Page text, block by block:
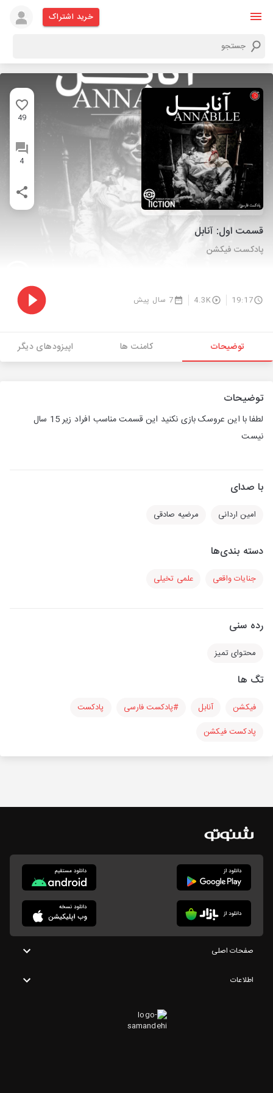
خرید اشتراک
49
4
قسمت اول: آنابل
پادکست فیکشن
19:17
4.3K 7 سال پیش
توضیحات کامنت ها اپیزودهای دیگر
توضیحات
لطفا با این عروسک بازی نکنید این قسمت مناسب افراد زیر 15 سال
نیست
با صدای
امین اردانی مرضیه صادقی
دسته بندی‌ها
جنایات واقعی علمی تخیلی
رده سنی
محتوای تمیز
تگ ها
فیکشن آنابل #پادکست فارسی
پادکست
پادکست فیکشن
صفحات اصلی
اطلاعات